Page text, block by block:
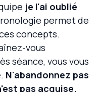
je l'ai oublié
permet de
concepts.
vous
séance, vous vous
N'abandonnez pas
pas acquise.